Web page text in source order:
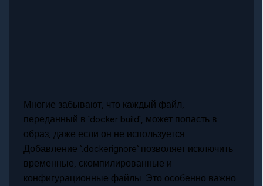
Многие забывают, что каждый файл,
переданный в `docker build`, может попасть в
образ, даже если он не используется.
Добавление `.dockerignore` позволяет исключить
временные, скомпилированные и
конфигурационные файлы. Это особенно важно